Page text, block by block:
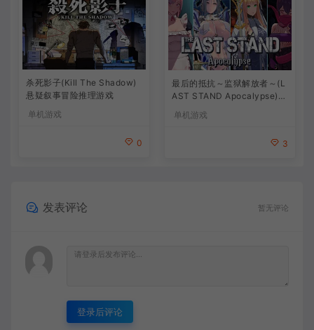
杀死影子(Kill The Shadow)
悬疑叙事冒险推理游戏
单机游戏
0
最后的抵抗～监狱解放者～(L
AST STAND Apocalypse)卡
单机游戏
3
发表评论 暂无评论
登录后评论